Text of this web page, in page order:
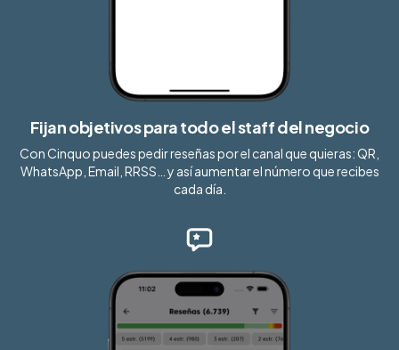
Fijan objetivos para todo el staff del negocio
Con Cinquo puedes pedir reseñas por el canal que quieras: QR,
WhatsApp, Email, RRSS… y así aumentar el número que recibes
cada día.